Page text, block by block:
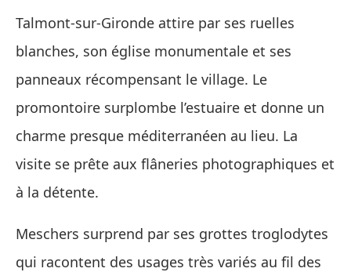
Talmont-sur-Gironde attire par ses ruelles
blanches, son église monumentale et ses
panneaux récompensant le village. Le
promontoire surplombe l’estuaire et donne un
charme presque méditerranéen au lieu. La
visite se prête aux flâneries photographiques et
à la détente.
Meschers surprend par ses grottes troglodytes
qui racontent des usages très variés au fil des